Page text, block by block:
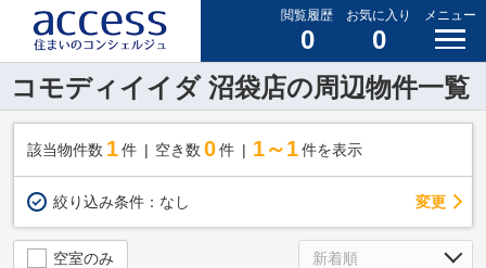
閲覧履歴
0
お気に入り
0
メニュー
コモディイイダ 沼袋店の周辺物件一覧
該当物件数 1件 空き数 0 件 1～1 件を表示
絞り込み条件： なし 変更
空室のみ